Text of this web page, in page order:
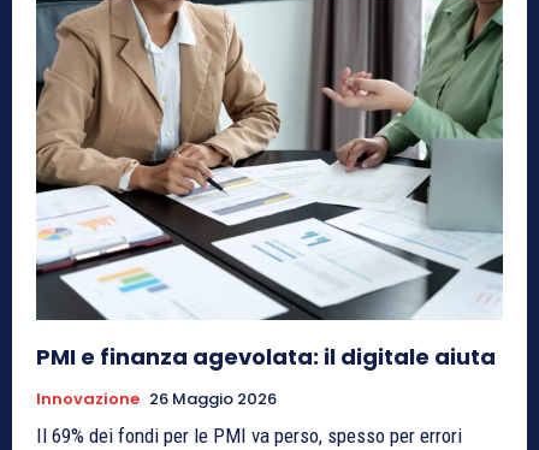
PMI e finanza agevolata: il digitale aiuta
Innovazione 26 Maggio 2026
Il 69% dei fondi per le PMI va perso, spesso per errori